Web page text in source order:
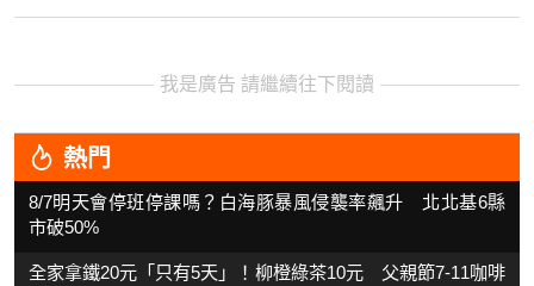
我是廣告 請繼續往下閱讀
熱門
8/7明天會停班停課嗎？白海豚暴風侵襲率飆升 北北基6縣
市破50%
全家拿鐵20元「只有5天」！柳橙綠茶10元 父親節7-11咖啡